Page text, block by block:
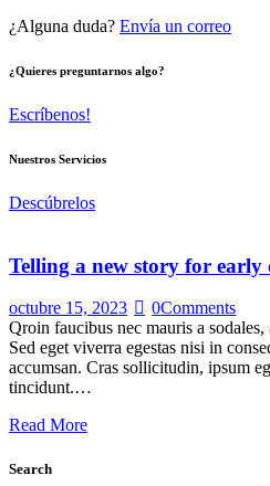
¿Alguna duda? Envía un correo
¿Quieres preguntarnos algo?
Escríbenos!
Nuestros Servicios
Descúbrelos
Telling a new story for early
octubre 15, 2023 0Comments
Qroin faucibus nec mauris a
Sed eget viverra egestas nisi in
accumsan. Cras sollicitudin, ipsum
tincidunt.…
Read More
Search